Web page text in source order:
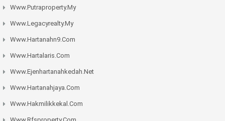
Www.putraproperty.my
Www.legacyrealty.my
Www.hartanahn9.com
Www.hartalaris.com
Www.ejenhartanahkedah.net
Www.hartanahjaya.com
Www.hakmilikkekal.com